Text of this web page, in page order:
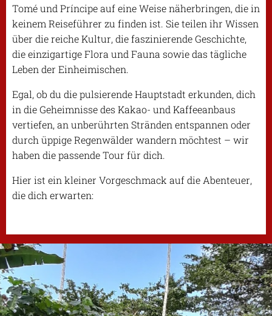
Tomé und Príncipe auf eine Weise näherbringen, die in
keinem Reiseführer zu finden ist. Sie teilen ihr Wissen
über die reiche Kultur, die faszinierende Geschichte,
die einzigartige Flora und Fauna sowie das tägliche
Leben der Einheimischen.
Egal, ob du die pulsierende Hauptstadt erkunden, dich
in die Geheimnisse des Kakao- und Kaffeeanbaus
vertiefen, an unberührten Stränden entspannen oder
durch üppige Regenwälder wandern möchtest – wir
haben die passende Tour für dich.
Hier ist ein kleiner Vorgeschmack auf die Abenteuer,
die dich erwarten:
.